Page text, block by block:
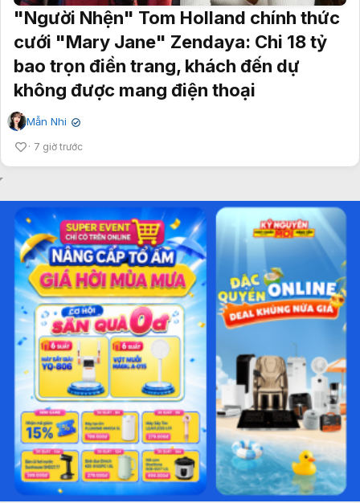
"Người Nhện" Tom Holland chính thức
cưới "Mary Jane" Zendaya: Chi 18 tỷ
bao trọn điền trang, khách đến dự
không được mang điện thoại
Mẫn Nhi ✔
7 giờ trước